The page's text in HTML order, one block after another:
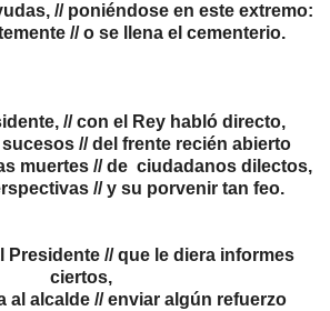
// poniéndose en este extremo:
// o se llena el cementerio.
// con el Rey habló directo,
// del frente recién abierto
muertes // de ciudadanos dilectos,
// y su porvenir tan feo.
Presidente // que le diera informes
ciertos,
al alcalde // enviar algún refuerzo